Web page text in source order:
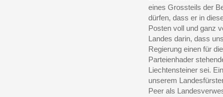
eines Grossteils der
dürfen, dass er in
Posten voll und ganz
Landes darin, dass
Regierung einen für
Parteienhader
Liechtensteiner sei.
unserem
Peer als